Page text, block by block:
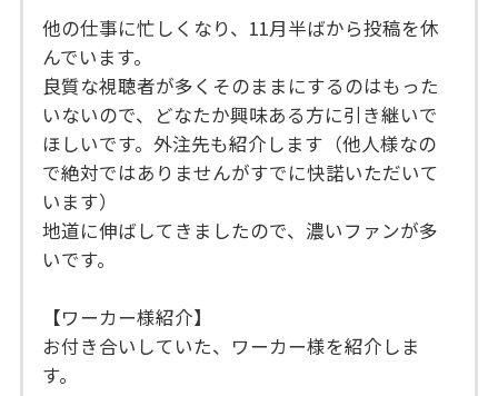
他の仕事に忙しくなり、11月半ばから投稿を休
んでいます。
良質な視聴者が多くそのままにするのはもった
いないので、どなたか興味ある方に引き継いで
ほしいです。外注先も紹介します（他人様なの
で絶対ではありませんがすでに快諾いただいて
います）
地道に伸ばしてきましたので、濃いファンが多
いです。
【ワーカー様紹介】
お付き合いしていた、ワーカー様を紹介しま
す。